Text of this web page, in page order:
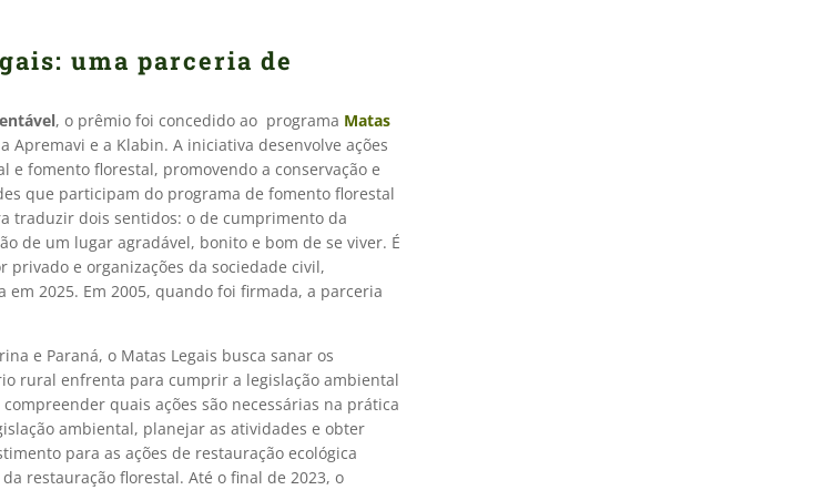
uma parceria de
, o prêmio foi concedido ao programa Matas
Apremavi e a Klabin. A iniciativa desenvolve ações
e fomento florestal, promovendo a conservação e
que participam do programa de fomento florestal
traduzir dois sentidos: o de cumprimento da
de um lugar agradável, bonito e bom de se viver. É
e organizações da sociedade civil,
em 2025. Em 2005, quando foi firmada, a parceria
e Paraná, o Matas Legais busca sanar os
rural enfrenta para cumprir a legislação ambiental
quais ações são necessárias na prática
ambiental, planejar as atividades e obter
para as ações de restauração ecológica
restauração florestal. Até o final de 2023, o